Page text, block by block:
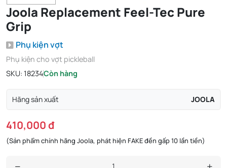
Joola Replacement Feel-Tec Pure
Grip
Phụ kiện vợt
Phụ kiện cho vợt pickleball
SKU: 18234Còn hàng
Hãng sản xuất JOOLA
410,000 đ
(Sản phẩm chính hãng Joola, phát hiện FAKE đền gấp 10 lần tiền)